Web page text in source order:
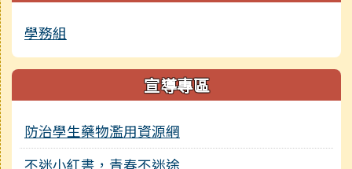
學務組
宣導專區
防治學生藥物濫用資源網
不迷小紅書，青春不迷途